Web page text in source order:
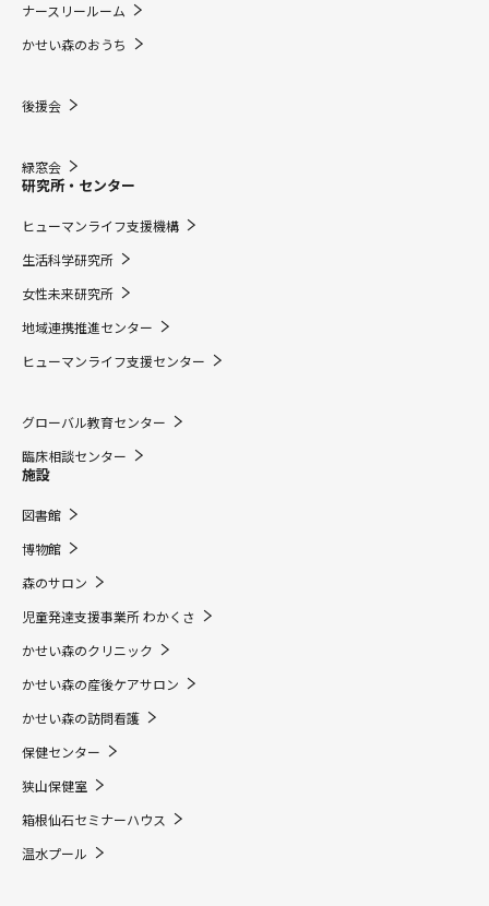
ナースリールーム
かせい森のおうち
後援会
緑窓会
研究所・センター
ヒューマンライフ支援機構
生活科学研究所
女性未来研究所
地域連携推進センター
ヒューマンライフ支援センター
グローバル教育センター
臨床相談センター
施設
図書館
博物館
森のサロン
児童発達支援事業所 わかくさ
かせい森のクリニック
かせい森の産後ケアサロン
かせい森の訪問看護
保健センター
狭山保健室
箱根仙石セミナーハウス
温水プール